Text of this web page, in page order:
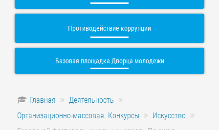
Противодействие коррупции
Базовая площадка Дворца молодежи
Главная
Деятельность
Организационно-массовая. Конкурсы
Искусство